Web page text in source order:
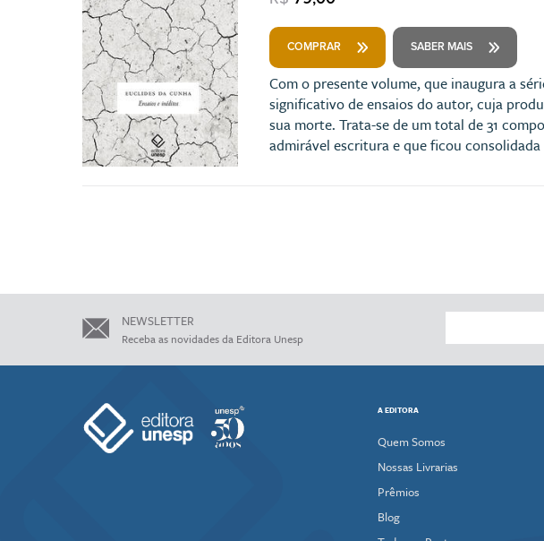
COMPRAR SABER MAIS
Com o presente volume, que inaugura a
significativo de ensaios do autor, cuja
sua morte. Trata-se de um total de 31
admirável escritura e que ficou
NEWSLETTER
Receba as novidades da Editora Unesp
A EDITORA
Quem Somos
Nossas Livrarias
Prêmios
Blog